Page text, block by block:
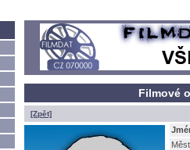
Filmové
[Zpět]